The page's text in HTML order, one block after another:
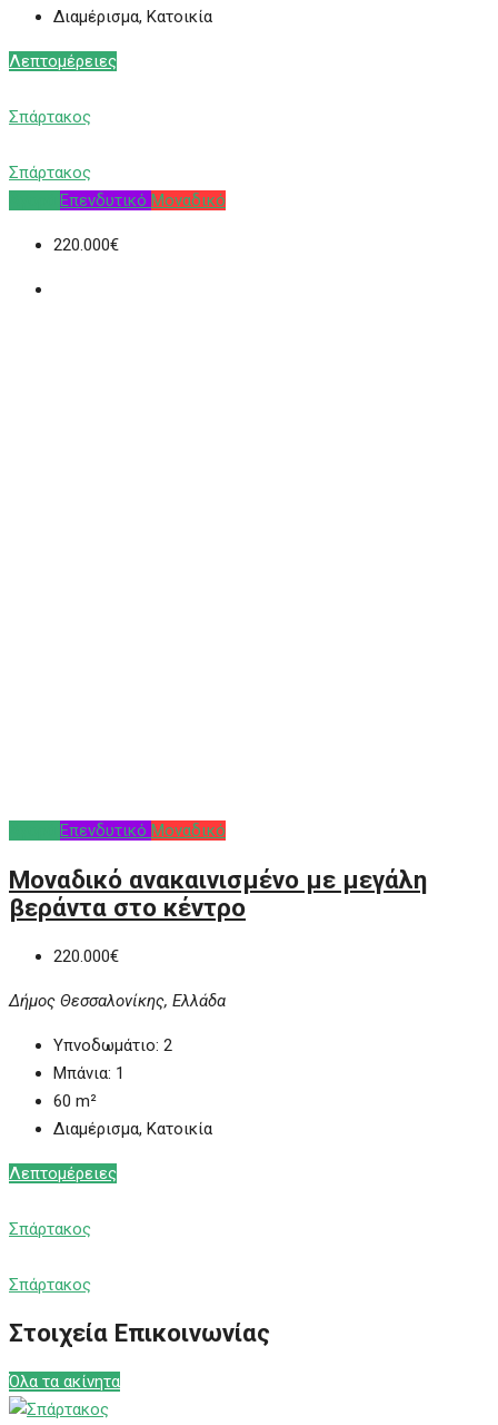
Διαμέρισμα, Κατοικία
Λεπτομέρειες
Σπάρτακος
Σπάρτακος
Επενδυτικό Μοναδικό
220.000€
Επενδυτικό Μοναδικό
Μοναδικό ανακαινισμένο με μεγάλη
βεράντα στο κέντρο
220.000€
Δήμος Θεσσαλονίκης, Ελλάδα
Υπνοδωμάτιο: 2
Μπάνια: 1
60 m²
Διαμέρισμα, Κατοικία
Λεπτομέρειες
Σπάρτακος
Σπάρτακος
Στοιχεία Επικοινωνίας
Όλα τα ακίνητα